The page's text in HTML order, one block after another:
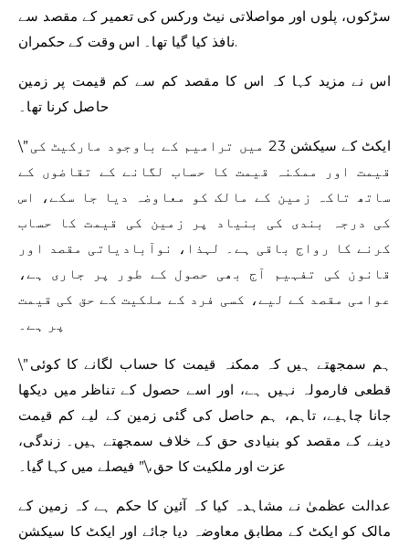
سڑکوں، پلوں اور مواصلاتی نیٹ ورکس کی تعمیر کے مقصد سے
نافذ کیا گیا تھا۔ اس وقت کے حکمران.
اس نے مزید کہا کہ اس کا مقصد کم سے کم قیمت پر زمین
حاصل کرنا تھا۔
\”ایکٹ کے سیکشن 23 میں ترامیم کے باوجود مارکیٹ کی
قیمت اور ممکنہ قیمت کا حساب لگانے کے تقاضوں کے
ساتھ تاکہ زمین کے مالک کو معاوضہ دیا جا سکے، اس
کی درجہ بندی کی بنیاد پر زمین کی قیمت کا حساب
کرنے کا رواج باقی ہے۔ لہذا، نوآبادیاتی مقصد اور
قانون کی تفہیم آج بھی حصول کے طور پر جاری ہے،
عوامی مقصد کے لیے، کسی فرد کے ملکیت کے حق کی قیمت
پر ہے۔
\”ہم سمجھتے ہیں کہ ممکنہ قیمت کا حساب لگانے کا کوئی
قطعی فارمولہ نہیں ہے، اور اسے حصول کے تناظر میں دیکھا
جانا چاہیے، تاہم، ہم حاصل کی گئی زمین کے لیے کم قیمت
دینے کے مقصد کو بنیادی حق کے خلاف سمجھتے ہیں۔ زندگی،
عزت اور ملکیت کا حق،\” فیصلے میں کہا گیا۔
عدالت عظمیٰ نے مشاہدہ کیا کہ آئین کا حکم ہے کہ زمین کے
مالک کو ایکٹ کے مطابق معاوضہ دیا جائے اور ایکٹ کا سیکشن